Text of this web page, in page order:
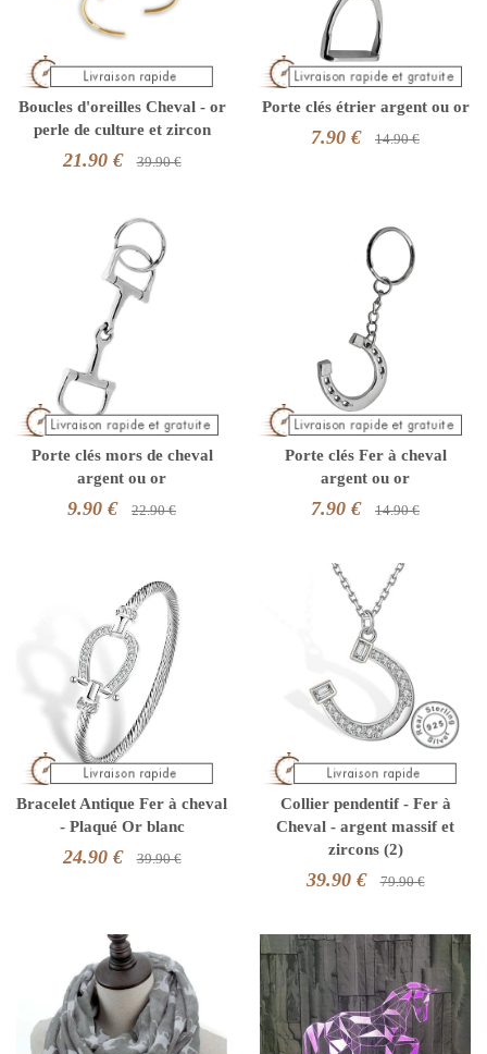
Boucles d'oreilles Cheval - or
perle de culture et zircon
21.90 € 39.90 €
Porte clés étrier argent ou or
7.90 € 14.90 €
Porte clés mors de cheval
argent ou or
9.90 € 22.90 €
Porte clés Fer à cheval
argent ou or
7.90 € 14.90 €
Bracelet Antique Fer à cheval
- Plaqué Or blanc
24.90 € 39.90 €
Collier pendentif - Fer à
Cheval - argent massif et
zircons (2)
39.90 € 79.90 €